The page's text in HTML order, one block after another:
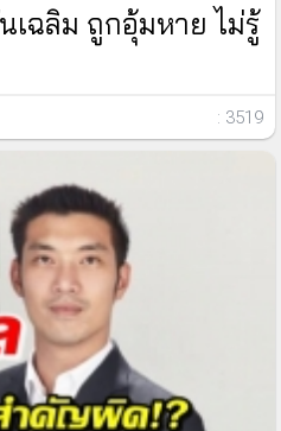
ฉลิม ถูกอุ้มหาย ไม่รู้
: 3519